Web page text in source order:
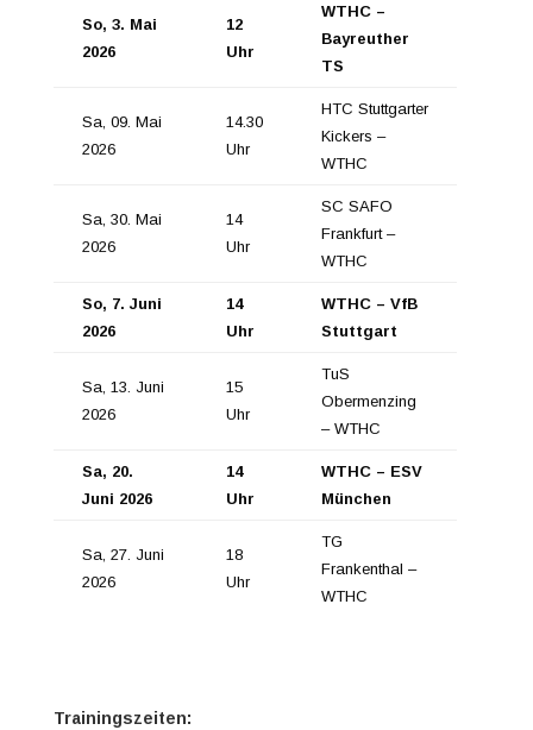
So, 3. Mai
2026
12
Uhr
WTHC –
Bayreuther
TS
Sa, 09. Mai
2026
14.30
Uhr
HTC Stuttgarter
Kickers –
WTHC
Sa, 30. Mai
2026
14
Uhr
SC SAFO
Frankfurt –
WTHC
So, 7. Juni
2026
14
Uhr
WTHC – VfB
Stuttgart
Sa, 13. Juni
2026
15
Uhr
TuS
Obermenzing
– WTHC
Sa, 20.
Juni 2026
14
Uhr
WTHC – ESV
München
Sa, 27. Juni
2026
18
Uhr
TG
Frankenthal –
WTHC
Trainingszeiten: